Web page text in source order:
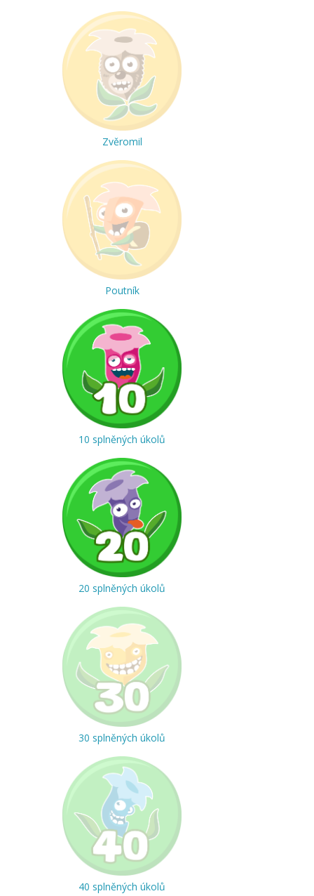
Zvěromil
Poutník
10 splněných úkolů
20 splněných úkolů
30 splněných úkolů
40 splněných úkolů